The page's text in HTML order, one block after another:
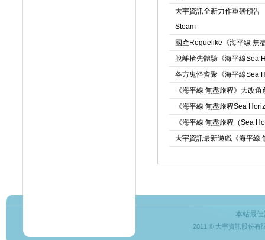
大宇資訊全新力作重磅預告
Steam
國產Roguelike《海平線 無
脫離搶先體驗《海平線Sea
各方鬼怪齊聚《海平線Sea
《海平線 無盡旅程》大改
《海平線 無盡旅程Sea
《海平線 無盡旅程（Sea
大宇資訊最新遊戲《海平線
本站最
2011 © 大宇資訊股份有